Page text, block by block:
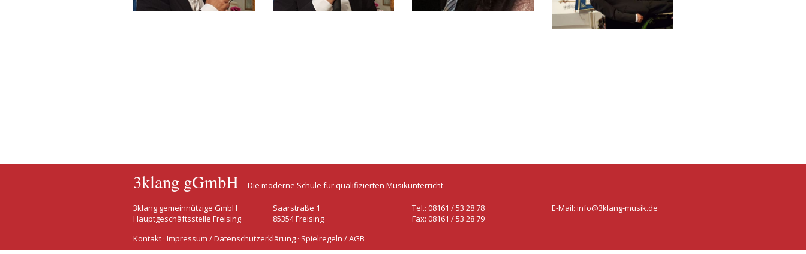
3klang gGmbH Die moderne Schule für qualifizierten Musikunterricht
3klang gemeinnützige GmbH
Hauptgeschäftsstelle Freising
Saarstraße 1
85354 Freising
Tel.: 08161 / 53 28 78
Fax: 08161 / 53 28 79
E-Mail: info@3klang-musik.de
Kontakt · Impressum / Datenschutzerklärung · Spielregeln / AGB